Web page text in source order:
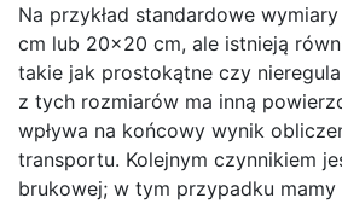
Na przykład standardowe
cm lub 20×20 cm, ale istnieją
takie jak prostokątne czy
z tych rozmiarów ma inną
wpływa na końcowy wynik
transportu. Kolejnym czynnikiem
brukowej; w tym przypadku